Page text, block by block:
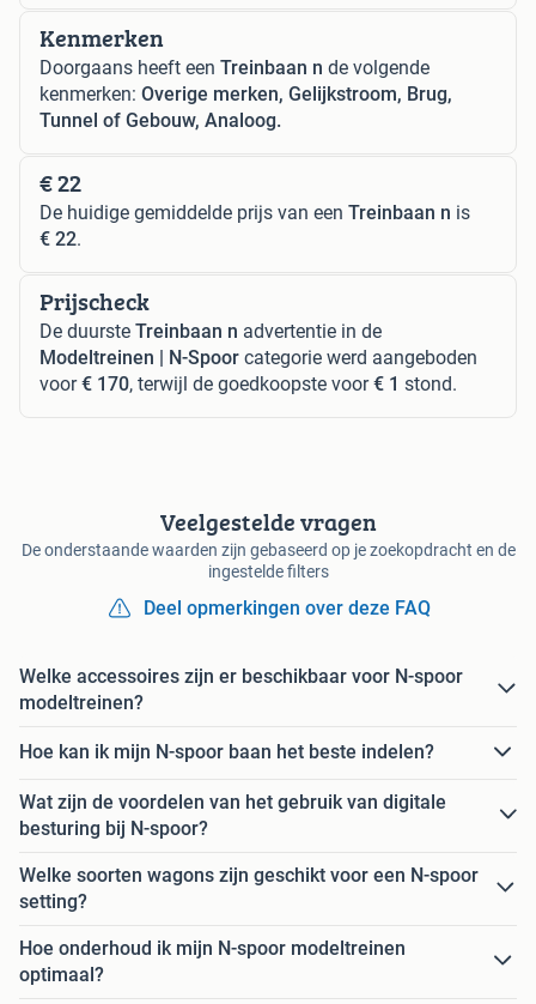
Kenmerken
Doorgaans heeft een Treinbaan n de volgende
kenmerken: Overige merken, Gelijkstroom, Brug,
Tunnel of Gebouw, Analoog.
€ 22
De huidige gemiddelde prijs van een Treinbaan n is
€ 22.
Prijscheck
De duurste Treinbaan n advertentie in de
Modeltreinen | N-Spoor categorie werd aangeboden
voor€ 170, terwijl de goedkoopste voor€ 1 stond.
Veelgestelde vragen
De onderstaande waarden zijn gebaseerd op je zoekopdracht en de
ingestelde filters
Deel opmerkingen over deze FAQ
Welke accessoires zijn er beschikbaar voor N-spoor
modeltreinen?
Hoe kan ik mijn N-spoor baan het beste indelen?
Wat zijn de voordelen van het gebruik van digitale
besturing bij N-spoor?
Welke soorten wagons zijn geschikt voor een N-spoor
setting?
Hoe onderhoud ik mijn N-spoor modeltreinen
optimaal?